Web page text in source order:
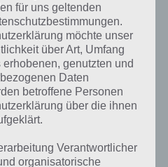
Rätsel im gleichen
berühmter Arzt (real oder fiktiv)”
dem Land” und “Bild: Iglu und
für uns geltenden
möchte unser
über Art, Umfang
genutzten und
Daten
betroffene Personen
über die ihnen
Verantwortlicher
organisatorische